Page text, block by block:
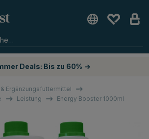
Deals: Bis zu 60% →
Ergänzungsfuttermittel
Leistung Energy Booster 1000ml